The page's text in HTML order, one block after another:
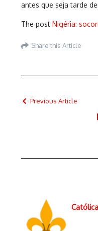
antes que seja tarde
The post Nigéria:
Share this Article
Previous Article